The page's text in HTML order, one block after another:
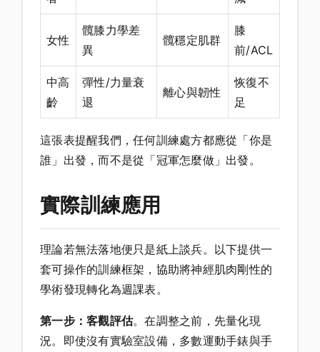
女性
髖膝力學差
異
髖穩定肌群
膝
前/ACL
中高
齡
彈性/力量衰
退
離心與韌性
恢復不
足
這張表提醒我們，任何訓練處方都應從「你是
誰」出發，而不是從「冠軍怎麼做」出發。
實際訓練應用
理論若無法落地便只是紙上談兵。以下提供一
套可操作的訓練框架，協助將神經肌肉剛性的
學術發現轉化為週課表。
第一步：客觀評估。在調整之前，先量化現
況。即使沒有實驗室設備，多數運動手錶與手